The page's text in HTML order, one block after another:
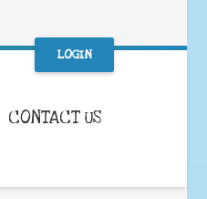
LOGIN
CONTACT US